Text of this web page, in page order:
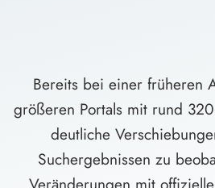
Bereits bei einer früheren
größeren Portals mit rund
deutliche
Suchergebnissen zu